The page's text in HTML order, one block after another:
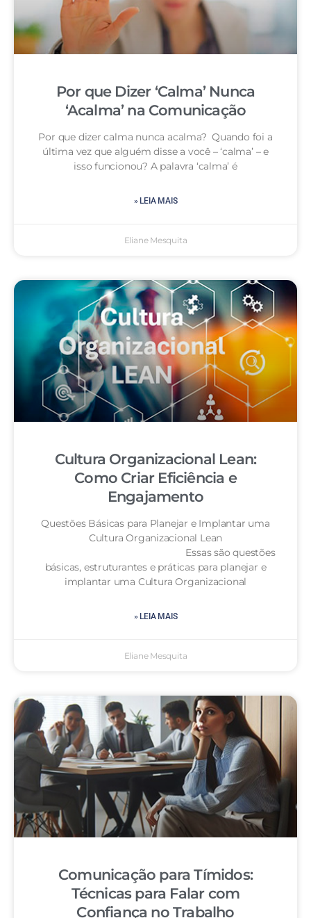
Por que Dizer ‘Calma’ Nunca
‘Acalma’ na Comunicação
Por que dizer calma nunca acalma? Quando foi a
última vez que alguém disse a você – ‘calma’ – e
isso funcionou? A palavra ‘calma’ é
» LEIA MAIS
Eliane Mesquita
Cultura Organizacional Lean:
Como Criar Eficiência e
Engajamento
Questões Básicas para Planejar e Implantar uma
Cultura Organizacional Lean
Essas são questões
básicas, estruturantes e práticas para planejar e
implantar uma Cultura Organizacional
» LEIA MAIS
Eliane Mesquita
Comunicação para Tímidos:
Técnicas para Falar com
Confiança no Trabalho